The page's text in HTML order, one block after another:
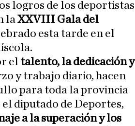
logros de los deportistas
laXXVIII Gala del
esta tarde en el
el talento, la dedicación y
y trabajo diario, hacen
para toda la provincia
diputado de Deportes,
a la superación y los